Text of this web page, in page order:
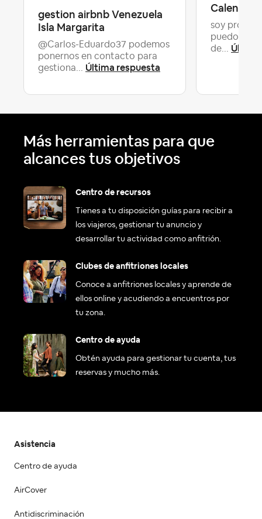
gestion airbnb Venezuela
Isla Margarita
@Carlos-Eduardo37 podemos
ponernos en contacto para
gestiona... Última respuesta
soy
puedo
de...
Más herramientas para que
alcances tus objetivos
Centro de recursos
Tienes a tu disposición guías para recibir a
los viajeros, gestionar tu anuncio y
desarrollar tu actividad como anfitrión.
Clubes de anfitriones locales
Conoce a anfitriones locales y aprende de
ellos online y acudiendo a encuentros por
tu zona.
Centro de ayuda
Obtén ayuda para gestionar tu cuenta, tus
reservas y mucho más.
Asistencia
Centro de ayuda
AirCover
Antidiscriminación